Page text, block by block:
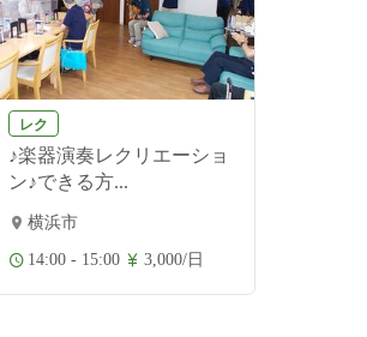
レク
♪楽器演奏レクリエーショ
ン♪できる方...
横浜市
14:00 - 15:00 3,000/日